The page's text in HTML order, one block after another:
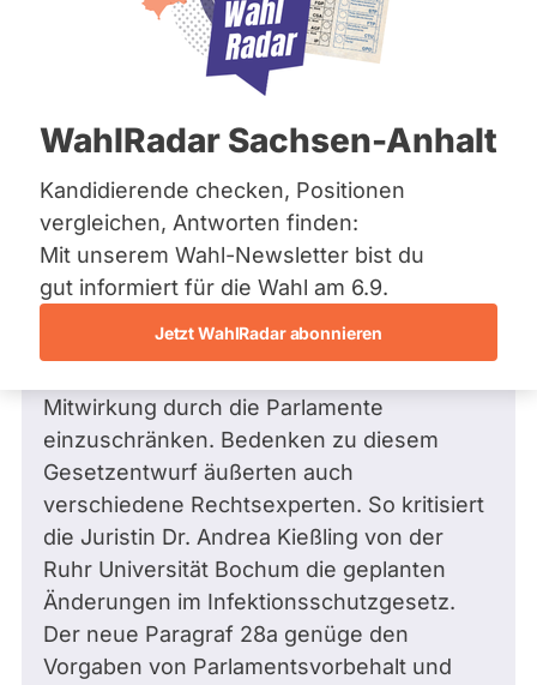
Bremen
Hamburg
Mecklenburg-Vorpommern
Nordrhein-Westfalen
Saarland
Sachsen
Sachsen-Anhalt
Sachsen-Anhalt
Schleswig-Holstein
Thüringen
Archiv
Über uns
WahlRadar Sachsen-Anhalt
Kandidierende checken, Positionen
vergleichen, Antworten finden:
Mit unserem Wahl-Newsletter bist du
gut informiert für die Wahl am 6.9.
Jetzt WahlRadar abonnieren
weil
aktive
15.11.2020
Frage an Paul Podolay vonKlaus D.
bezüglich Gesundheit
Sehr geehrter Herr Podolay,
mit der Neufassung des
Infektionsschutzgesetzes wird mit dem
neuen Paragraphen 28a eine Möglichkeit
geschaffen viele durch das Grundgesetz
Mitwirkung durch die Parlamente
einzuschränken. Bedenken zu diesem
Gesetzentwurf äußerten auch
verschiedene Rechtsexperten. So kritisiert
die Juristin Dr. Andrea Kießling von der
Ruhr Universität Bochum die geplanten
Änderungen im Infektionsschutzgesetz.
Der neue Paragraf 28a genüge den
Vorgaben von Parlamentsvorbehalt und